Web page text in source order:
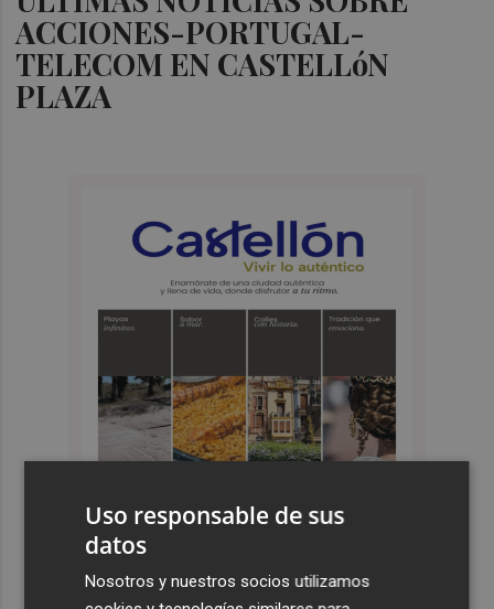
ACCIONES-PORTUGAL-
TELECOM EN CASTELLóN
PLAZA
Últimas Noticias
Uso responsable de sus
datos
Nosotros y nuestros socios utilizamos